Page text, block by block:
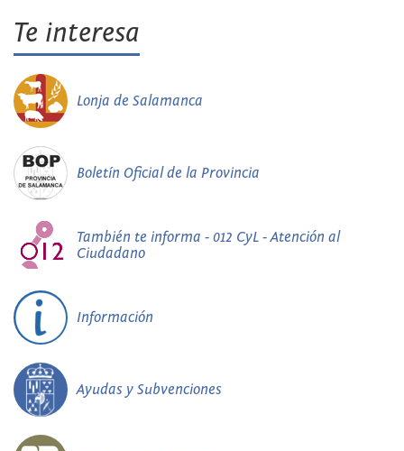
Te interesa
Lonja de Salamanca
Boletín Oficial de la Provincia
También te informa - 012 CyL - Atención al
Ciudadano
Información
Ayudas y Subvenciones